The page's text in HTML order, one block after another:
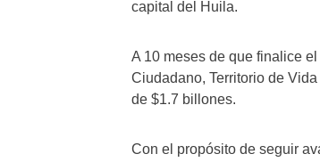
capital del Huila.
A 10 meses de que finalice
Ciudadano, Territorio de
de $1.7 billones.
Con el propósito de seguir